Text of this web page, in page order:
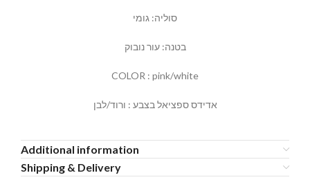
סוליה: גומי
בטנה: עור נובוק
COLOR : pink/white
אדידס ספציאל בצבע : ורוד/לבן
Additional information
Shipping & Delivery